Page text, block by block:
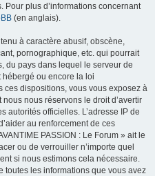
Pour plus d’informations concernant
(en anglais).
à caractère abusif, obscène,
pornographique, etc. qui pourrait
du pays dans lequel le serveur de
hébergé ou encore la loi
dispositions, vous vous exposez à
nous réservons le droit d’avertir
autorités officielles. L’adresse IP de
au renforcement de ces
PASSION : Le Forum » ait le
ou de verrouiller n’importe quel
si nous estimons cela nécessaire.
toutes les informations que vous avez